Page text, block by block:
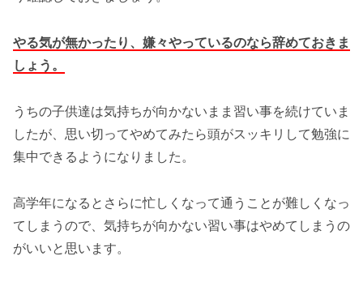
やる気が無かったり、嫌々やっているのなら辞めておきま
しょう。
うちの子供達は気持ちが向かないまま習い事を続けていま
したが、思い切ってやめてみたら頭がスッキリして勉強に
集中できるようになりました。
高学年になるとさらに忙しくなって通うことが難しくなっ
てしまうので、気持ちが向かない習い事はやめてしまうの
がいいと思います。